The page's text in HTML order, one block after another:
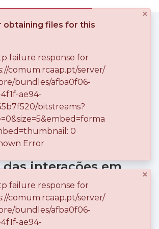
IPS - Instituto Politécnico de Setúbal
IPS - ESE - Escola Superior de Educação
Organização do espaço como promotor das interações em educação de infância
do espaço como
interações em
de infância
THESIS UNKNOWN
×
obtaining files for this
failure response for
comum.rcaap.pt/server/
bundles/afba0f06-
4f1f-ae94-
bitstreams?
0
Error
×
failure response for
comum.rcaap.pt/server/
bundles/afba0f06-
4f1f-ae94-